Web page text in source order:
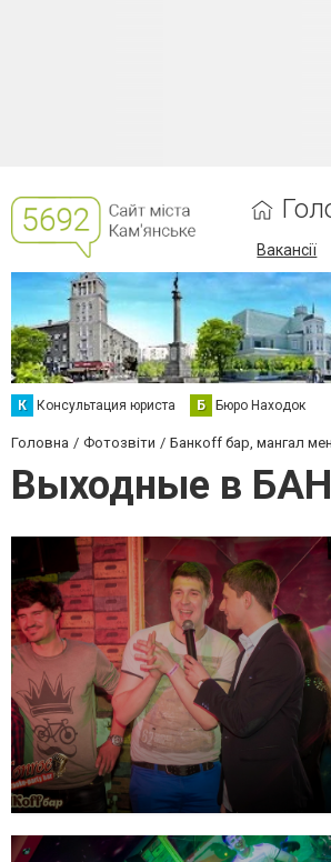
Вакансії
К Консультация юриста Б Бюро Находок
Головна Фотозвіти Банкoff бар, мангал
Выходные в